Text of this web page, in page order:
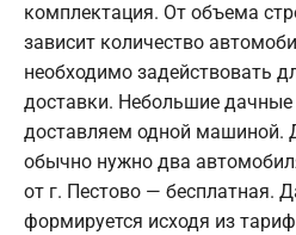
комплектация. От объема
зависит количество
необходимо задействовать
доставки. Небольшие
доставляем одной машиной.
обычно нужно два
от г. Пестово — бесплатная.
формируется исходя из